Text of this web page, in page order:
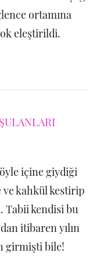
ortamına
eleştirildi.
içine giydiği
ve kahkül kestirip
Tabii kendisi bu
itibaren yılın
girmişti bile!